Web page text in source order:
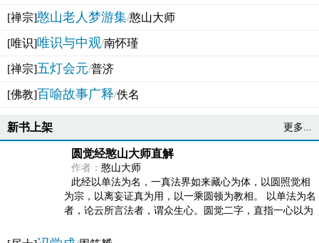
[禅宗]憨山老人梦游集/憨山大师
[唯识]唯识与中观/南怀瑾
[禅宗]五灯会元/普济
[佛教]百喻故事广释/佚名
新书上架 更多...
圆觉经憨山大师直解
作者： 憨山大师
此经以单法为名，一真法界如来藏心为体，以圆照觉相
为宗，以离妄证真为用，以一乘圆顿为教相。 以单法为名
者，论云所言法者，谓众生心。圆觉二字，直指一心以为